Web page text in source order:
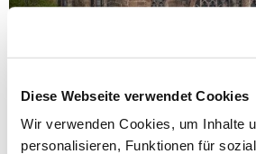
Diese Webseite verwendet Cookies
Wir verwenden Cookies, um Inhalte
personalisieren, Funktionen für